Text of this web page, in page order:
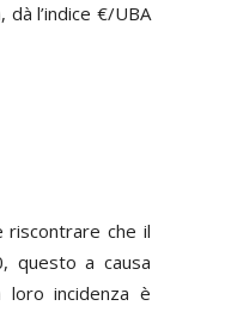
l’indice €/UBA
riscontrare che il
questo a causa
incidenza è